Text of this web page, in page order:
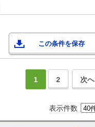
この条件を保存
1 2 次へ
表示件数